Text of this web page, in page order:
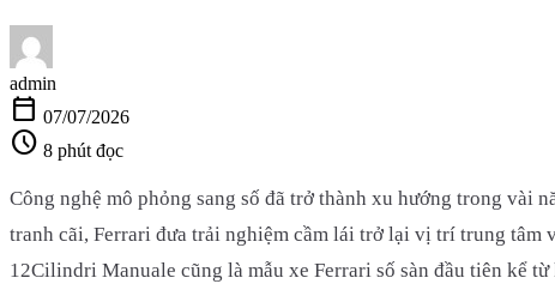
admin
calendar_today 07/07/2026
schedule 8 phút đọc
Công nghệ mô phỏng sang số đã trở thành xu hướng trong vài
tranh cãi, Ferrari đưa trải nghiệm cầm lái trở lại vị trí trung tâm
12Cilindri Manuale cũng là mẫu xe Ferrari số sàn đầu tiên kể